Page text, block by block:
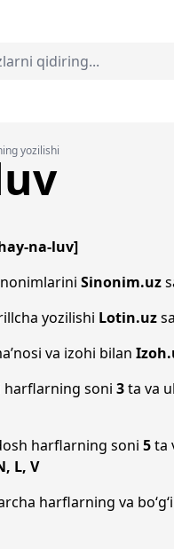
yozilishi
na-luv]
Sinonim.uz
yozilishi Lotin.uz
va izohi bilan
harflarning soni 3ta va
harflarning soni 5ta
L, V
harflarning va